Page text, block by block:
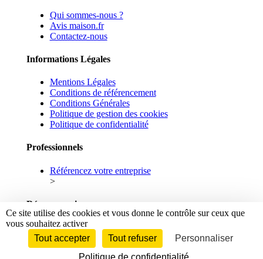
Qui sommes-nous ?
Avis maison.fr
Contactez-nous
Informations Légales
Mentions Légales
Conditions de référencement
Conditions Générales
Politique de gestion des cookies
Politique de confidentialité
Professionnels
Référencez votre entreprise
>
Réseaux sociaux
Facebook
Linkedin
Ce site utilise des cookies et vous donne le contrôle sur ceux que
vous souhaitez activer
Tout accepter
Tout refuser
Personnaliser
Politique de confidentialité